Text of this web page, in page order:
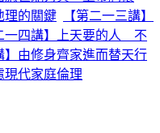
理的關鍵
【第二一三講】
一四講】上天要的人 不
】由修身齊家進而替天行
現代家庭倫理